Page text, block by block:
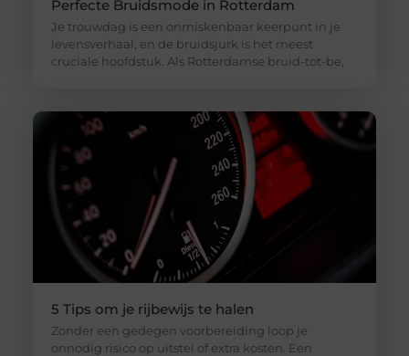
Perfecte Bruidsmode in Rotterdam
Je trouwdag is een onmiskenbaar keerpunt in je
levensverhaal, en de bruidsjurk is het meest
cruciale hoofdstuk. Als Rotterdamse bruid-tot-be,
5 Tips om je rijbewijs te halen
Zonder een gedegen voorbereiding loop je
onnodig risico op uitstel of extra kosten. Een